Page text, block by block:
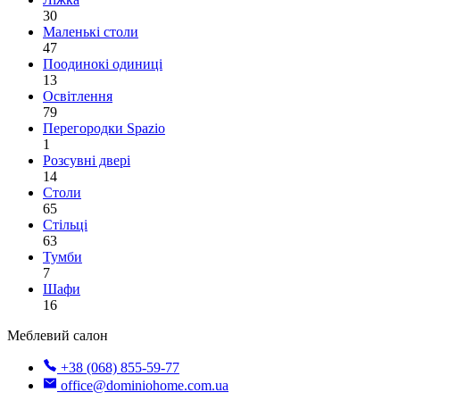
30
Маленькі столи
47
Поодинокі одиниці
13
Освітлення
79
Перегородки Spazio
1
Розсувні двері
14
Столи
65
Стільці
63
Тумби
7
Шафи
16
Меблевий салон
+38 (068) 855-59-77
office@dominiohome.com.ua